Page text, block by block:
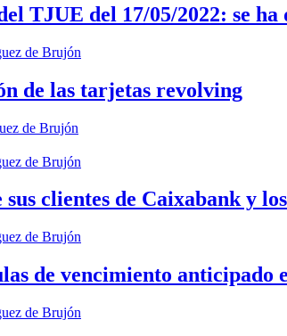
TJUE del 17/05/2022: se
de Brujón
de las tarjetas revolving
de Brujón
de Brujón
clientes de Caixabank y
de Brujón
de vencimiento
de Brujón